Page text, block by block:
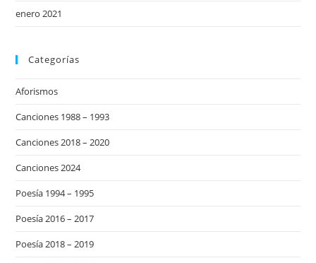
enero 2021
Categorías
Aforismos
Canciones 1988 – 1993
Canciones 2018 – 2020
Canciones 2024
Poesía 1994 – 1995
Poesía 2016 – 2017
Poesía 2018 – 2019